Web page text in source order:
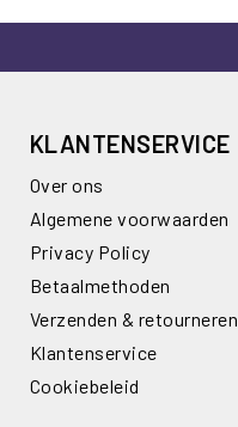
KLANTENSERVICE
Over ons
Algemene voorwaarden
Privacy Policy
Betaalmethoden
Verzenden & retourneren
Klantenservice
Cookiebeleid